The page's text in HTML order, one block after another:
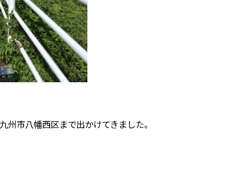
市八幡西区まで出かけてきました。